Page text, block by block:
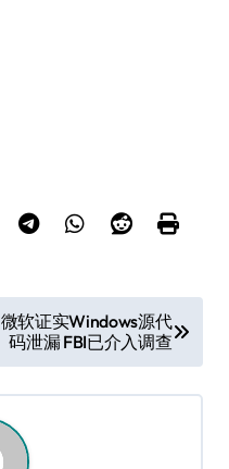
微软证实Windows源代
码泄漏 FBI已介入调查